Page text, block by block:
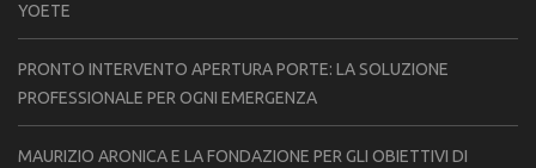
YOETE
PRONTO INTERVENTO APERTURA PORTE: LA SOLUZIONE
PROFESSIONALE PER OGNI EMERGENZA
MAURIZIO ARONICA E LA FONDAZIONE PER GLI OBIETTIVI DI